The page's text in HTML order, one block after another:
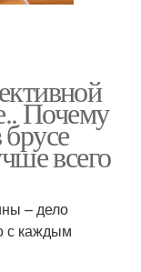
Почему
всего
– дело
с каждым